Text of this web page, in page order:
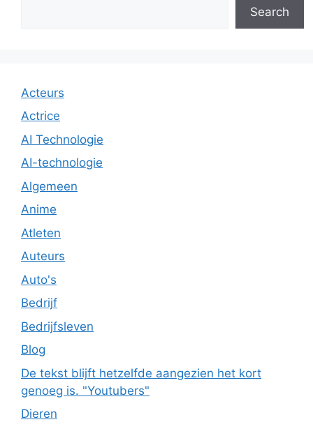
Search
Acteurs
Actrice
AI Technologie
AI-technologie
Algemeen
Anime
Atleten
Auteurs
Auto's
Bedrijf
Bedrijfsleven
Blog
De tekst blijft hetzelfde aangezien het kort
genoeg is. "Youtubers"
Dieren